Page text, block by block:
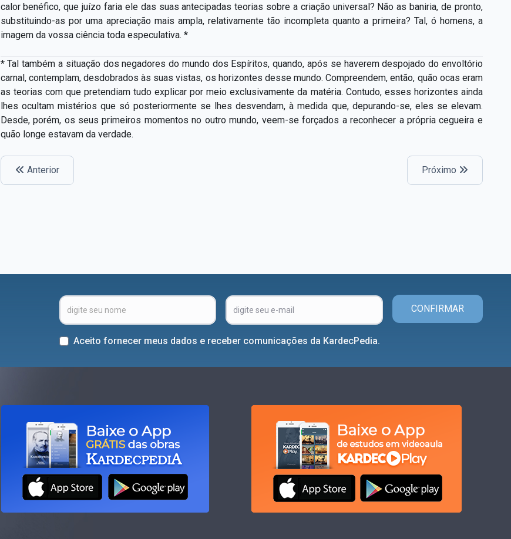
calor benéfico, que juízo faria ele das suas antecipadas teorias sobre a criação universal? Não as baniria, de pronto,
substituindo-as por uma apreciação mais ampla, relativamente tão incompleta quanto a primeira? Tal, ó homens, a
imagem da vossa ciência toda especulativa. *
* Tal também a situação dos negadores do mundo dos Espíritos, quando, após se haverem despojado do envoltório
carnal, contemplam, desdobrados às suas vistas, os horizontes desse mundo. Compreendem, então, quão ocas eram
as teorias com que pretendiam tudo explicar por meio exclusivamente da matéria. Contudo, esses horizontes ainda
lhes ocultam mistérios que só posteriormente se lhes desvendam, à medida que, depurando-se, eles se elevam.
Desde, porém, os seus primeiros momentos no outro mundo, veem-se forçados a reconhecer a própria cegueira e
quão longe estavam da verdade.
Anterior Próximo
CONFIRMAR
Aceito fornecer meus dados e receber comunicações da KardecPedia.